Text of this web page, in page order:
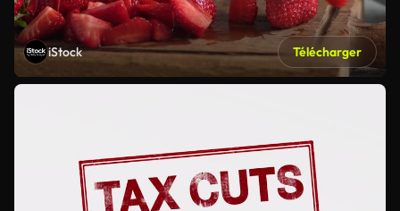
iStock Télécharger